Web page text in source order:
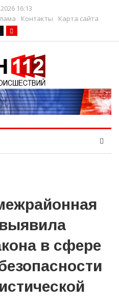
16:13
Контакты Карта сайта
в сфере